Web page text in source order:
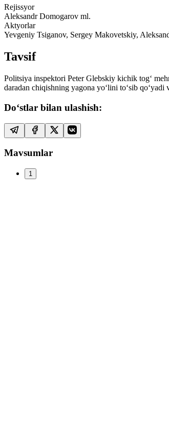
Rejissyor
Aleksandr Domogarov ml.
Aktyorlar
Yevgeniy Tsiganov, Sergey Makovetskiy,
Tavsif
Politsiya inspektori Peter Glebskiy kichik togʻ
daradan chiqishning yagona yoʻlini toʻsib
Do‘stlar bilan ulashish:
Mavsumlar
1